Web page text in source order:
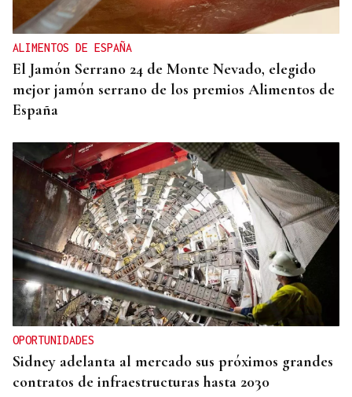
ALIMENTOS DE ESPAÑA
El Jamón Serrano 24 de Monte Nevado, elegido
mejor jamón serrano de los premios Alimentos de
España
OPORTUNIDADES
Sidney adelanta al mercado sus próximos grandes
contratos de infraestructuras hasta 2030